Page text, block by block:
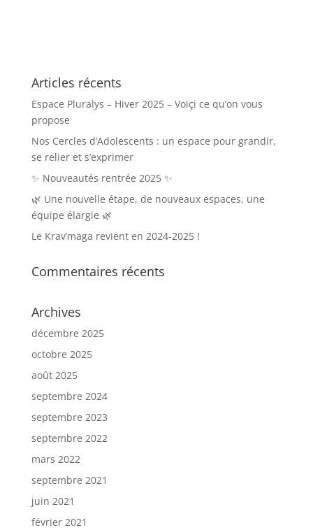
Articles récents
Espace Pluralys – Hiver 2025 – Voiçi ce qu’on vous
propose
Nos Cercles d’Adolescents : un espace pour grandir,
se relier et s’exprimer
✨ Nouveautés rentrée 2025 ✨
🌿 Une nouvelle étape, de nouveaux espaces, une
équipe élargie 🌿
Le Krav’maga revient en 2024-2025 !
Commentaires récents
Archives
décembre 2025
octobre 2025
août 2025
septembre 2024
septembre 2023
septembre 2022
mars 2022
septembre 2021
juin 2021
février 2021